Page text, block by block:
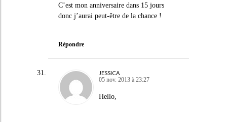
C’est mon anniversaire dans 15 jours
donc j’aurai peut-être de la chance !
Répondre
JESSICA
05 nov. 2013 à 23:27
Hello,